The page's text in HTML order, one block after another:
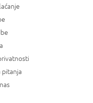
pitanja